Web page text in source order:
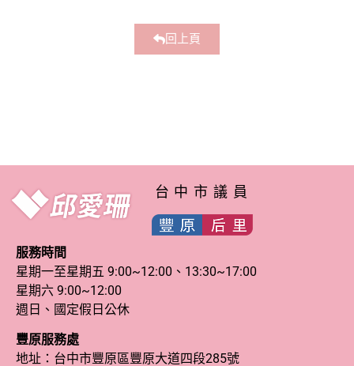
回上頁
台中市議員
服務時間
星期一至星期五 9:00~12:00、13:30~17:00
星期六 9:00~12:00
週日、國定假日公休
豐原服務處
地址：台中市豐原區豐原大道四段285號